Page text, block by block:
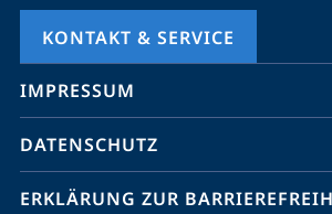
KONTAKT & SERVICE
Mobile-
Service-
Navigation
und
IMPRESSUM
DATENSCHUTZ
ERKLÄRUNG ZUR